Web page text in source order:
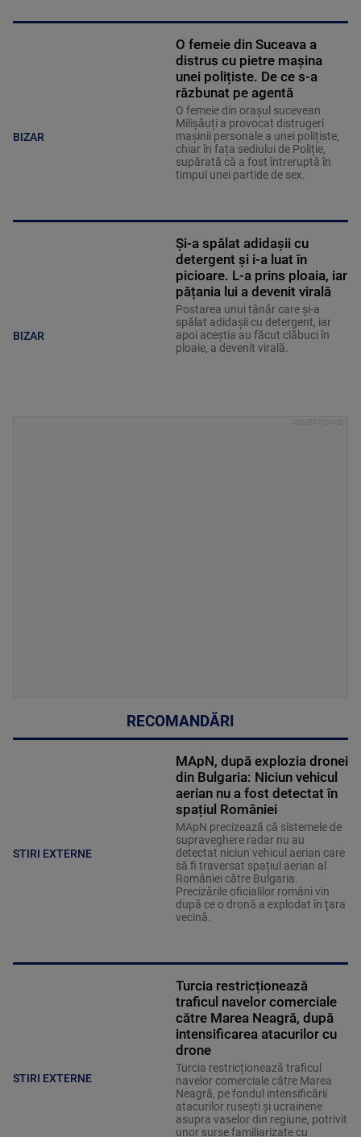
BIZAR
O femeie din Suceava a
distrus cu pietre mașina
unei polițiste. De ce s-a
răzbunat pe agentă
O femeie din orașul sucevean
Milișăuți a provocat distrugeri
mașinii personale a unei polițiste,
chiar în fața sediului de Poliție,
supărată că a fost întreruptă în
timpul unei partide de sex.
BIZAR
Și-a spălat adidașii cu
detergent și i-a luat în
picioare. L-a prins ploaia, iar
pățania lui a devenit virală
Postarea unui tânăr care și-a
spălat adidașii cu detergent, iar
apoi aceștia au făcut clăbuci în
ploaie, a devenit virală.
RECOMANDĂRI
STIRI EXTERNE
MApN, după explozia dronei
din Bulgaria: Niciun vehicul
aerian nu a fost detectat în
spațiul României
MApN precizează că sistemele de
supraveghere radar nu au
detectat niciun vehicul aerian care
să fi traversat spațiul aerian al
României către Bulgaria.
Precizările oficialilor români vin
după ce o dronă a explodat în țara
vecină.
STIRI EXTERNE
Turcia restricționează
traficul navelor comerciale
către Marea Neagră, după
intensificarea atacurilor cu
drone
Turcia restricționează traficul
navelor comerciale către Marea
Neagră, pe fondul intensificării
atacurilor rusești și ucrainene
asupra vaselor din regiune, potrivit
unor surse familiarizate cu